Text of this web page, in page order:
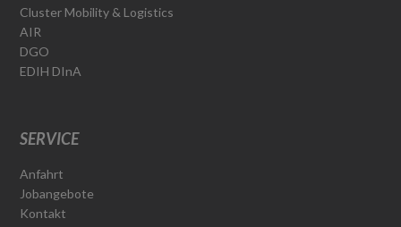
Cluster Mobility & Logistics
AIR
DGO
EDIH DInA
SERVICE
Anfahrt
Jobangebote
Kontakt